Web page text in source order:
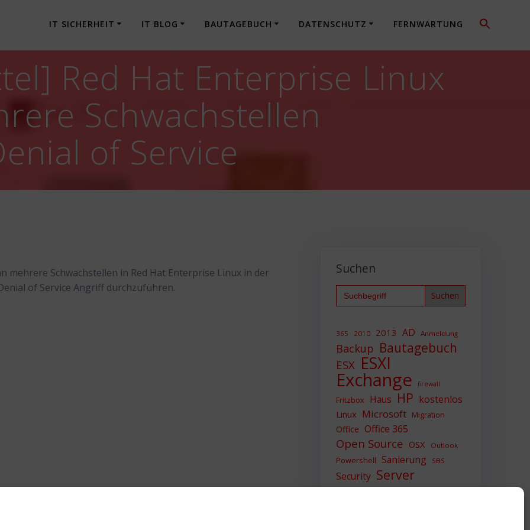
IT SICHERHEIT IT BLOG BAUTAGEBUCH DATENSCHUTZ FERNWARTUNG
Red Hat Enterprise Linux
Schwachstellen
of Service
Schwachstellen in Red Hat Enterprise Linux in der
of Service Angriff durchzuführen.
Suchen
Search
for:
365 2010 2013 AD Anmeldung
Backup Bautagebuch
ESX ESXI
Exchange firewall
Fritzbox Haus HP kostenlos
Linux Microsoft Migration
Office Office 365
Open Source OSX Outlook
Powershell Sanierung SBS
Security Server
Sicherheit SIEM